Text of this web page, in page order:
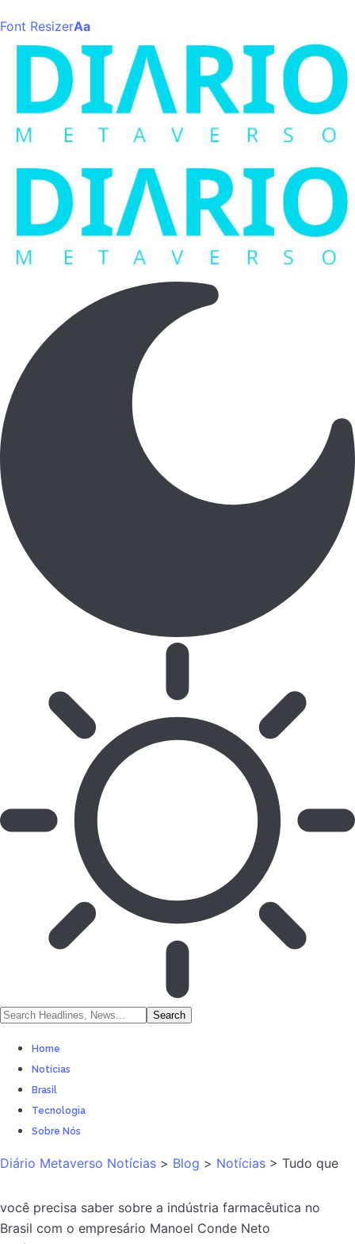
Font ResizerAa
Home
Notícias
Brasil
Tecnologia
Sobre Nós
Diário Metaverso Notícias > Blog > Notícias > Tudo que
você precisa saber sobre a indústria farmacêutica no
Brasil com o empresário Manoel Conde Neto